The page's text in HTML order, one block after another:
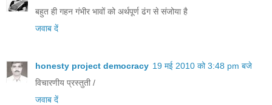
बहुत ही गहन गंभीर भावों को अर्थपूर्ण ढंग से संजोया है
जवाब दें
honesty project democracy 19 मई 2010 को 3:48 pm बजे
विचारणीय प्रस्तुती /
जवाब दें